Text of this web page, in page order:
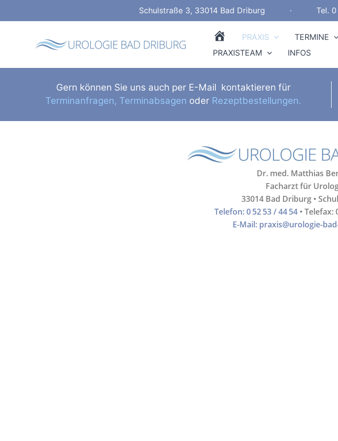
Inhalt
Schulstraße 3, 33014 Bad Driburg · Tel.
o
m
e
b
o
PRAXIS TERMINE
PRAXISTEAM
INFOS
Gern können Sie uns auch per E-Mail kontaktieren für
Terminanfragen, Terminabsagen oder Rezeptbestellungen.
Dr. med. Matthias
Facharzt für
33014 Bad Driburg •
Telefon: 0 52 53 / 44 54• Telefax:
E-Mail: praxis@urologie-